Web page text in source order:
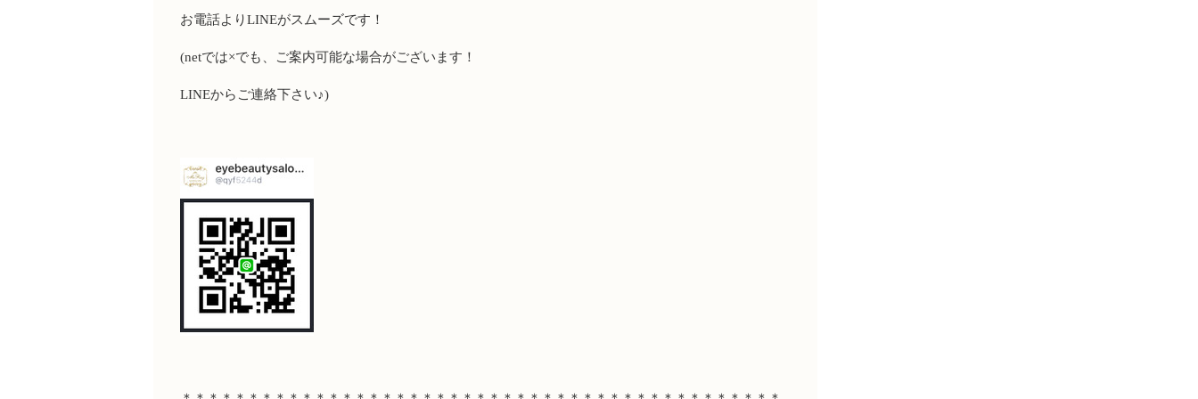
お電話よりLINEがスムーズです！
(netでは×でも、ご案内可能な場合がございます！
LINEからご連絡下さい♪)